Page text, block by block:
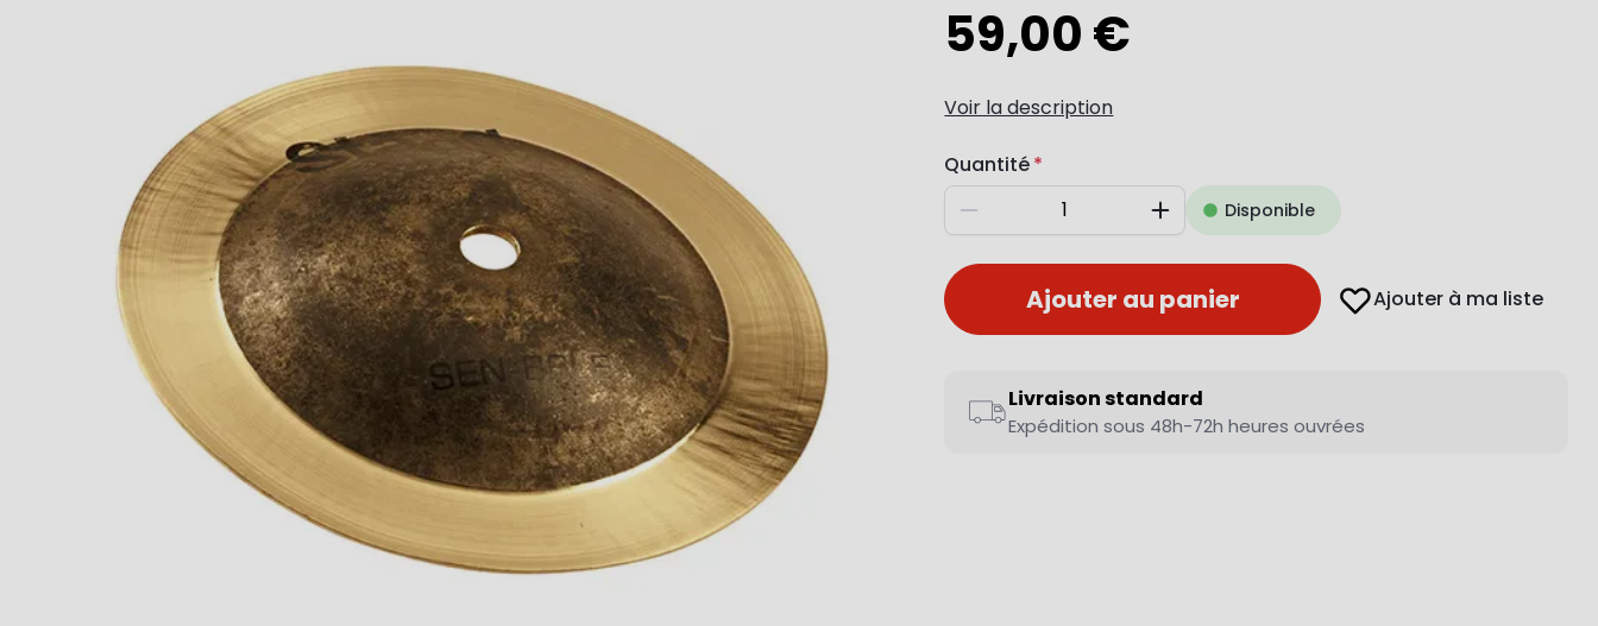
59,00 €
Voir la description
Quantité
Diminuer AugmenterDisponible
Ajouter au panier Ajouter à ma liste
Livraison standard
Expédition sous 48h-72h heures ouvrées